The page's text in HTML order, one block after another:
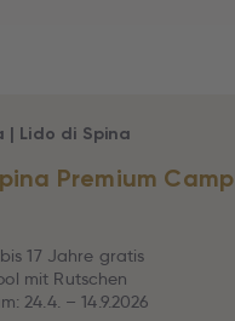
Premium Camp
| Lido di Spina
17 Jahre gratis
mit Rutschen
24.4. – 14.9.2026